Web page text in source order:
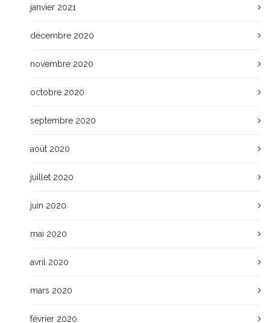
janvier 2021
décembre 2020
novembre 2020
octobre 2020
septembre 2020
août 2020
juillet 2020
juin 2020
mai 2020
avril 2020
mars 2020
février 2020